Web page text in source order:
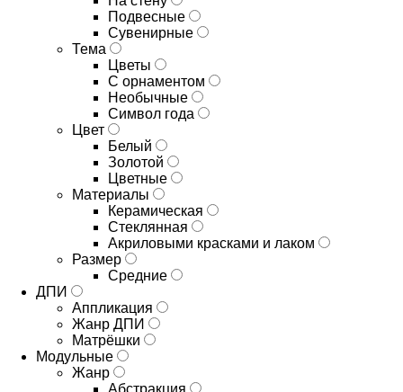
Подвесные
Сувенирные
Тема
Цветы
С орнаментом
Необычные
Символ года
Цвет
Белый
Золотой
Цветные
Материалы
Керамическая
Стеклянная
Акриловыми красками и лаком
Размер
Средние
ДПИ
Аппликация
Жанр ДПИ
Матрёшки
Модульные
Жанр
Абстракция